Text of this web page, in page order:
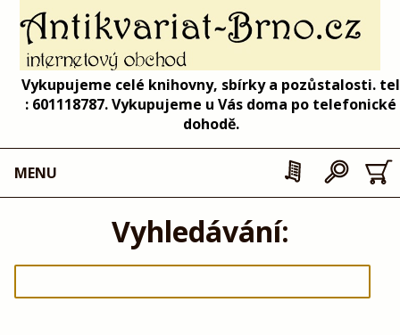
Vykupujeme celé knihovny, sbírky a pozůstalosti. tel
: 601118787. Vykupujeme u Vás doma po telefonické
dohodě.
MENU
Vyhledávání: